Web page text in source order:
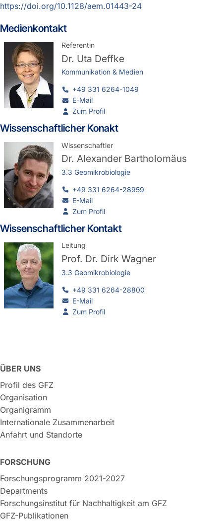
https://doi.org/10.1128/aem.01443-24
Medienkontakt
Referentin
Dr. Uta Deffke
Kommunikation & Medien
+49 331 6264-1049
E-Mail
Zum Profil
Wissenschaftlicher Konakt
Wissenschaftler
Dr. Alexander Bartholomäus
3.3 Geomikrobiologie
+49 331 6264-28959
E-Mail
Zum Profil
Wissenschaftlicher Kontakt
Leitung
Prof. Dr. Dirk Wagner
3.3 Geomikrobiologie
+49 331 6264-28800
E-Mail
Zum Profil
ÜBER UNS
Profil des GFZ
Organisation
Organigramm
Internationale Zusammenarbeit
Anfahrt und Standorte
FORSCHUNG
Forschungsprogramm 2021-2027
Departments
Forschungsinstitut für Nachhaltigkeit am GFZ
GFZ-Publikationen